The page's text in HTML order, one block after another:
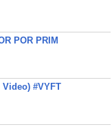
POR PRIM
#VYFT